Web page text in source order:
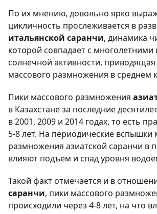
По их мнению, довольно ярко
цикличность прослеживается в
итальянской саранчи, динамика
которой совпадает с
солнечной активности,
массового размножения в среднем
Пики массового размножения
в Казахстане за последние
в 2001, 2009 и 2014 годах, то есть
5-8 лет. На периодические вспышки
размножения азиатской саранчи в
влияют подъем и спад уровня
Такой факт отмечается и в
саранчи, пики массового
происходили через 4-8 лет, на что